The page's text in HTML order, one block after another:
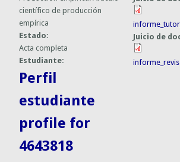
científico de producción
empírica
Estado:
Acta completa
Estudiante:
Perfil
estudiante
profile for
4643818
Juicio de